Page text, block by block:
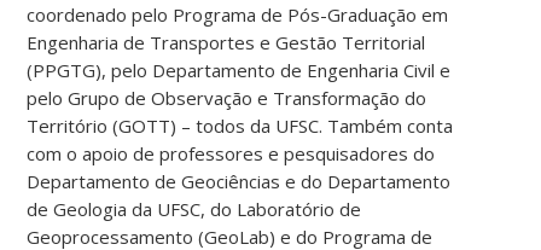
coordenado pelo Programa de Pós-Graduação em
Engenharia de Transportes e Gestão Territorial
(PPGTG), pelo Departamento de Engenharia Civil e
pelo Grupo de Observação e Transformação do
Território (GOTT) – todos da UFSC. Também conta
com o apoio de professores e pesquisadores do
Departamento de Geociências e do Departamento
de Geologia da UFSC, do Laboratório de
Geoprocessamento (GeoLab) e do Programa de